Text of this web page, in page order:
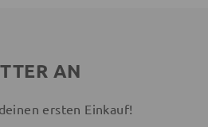
AN
ersten Einkauf!